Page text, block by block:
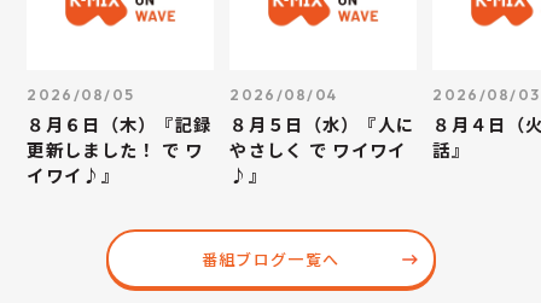
2026/08/05
８月６日（木）『記録
更新しました！ で ワ
イワイ♪』
2026/08/04
８月５日（水）『人に
やさしく で ワイワイ
♪』
2026/08/03
８月４日（
話』
番組ブログ一覧へ